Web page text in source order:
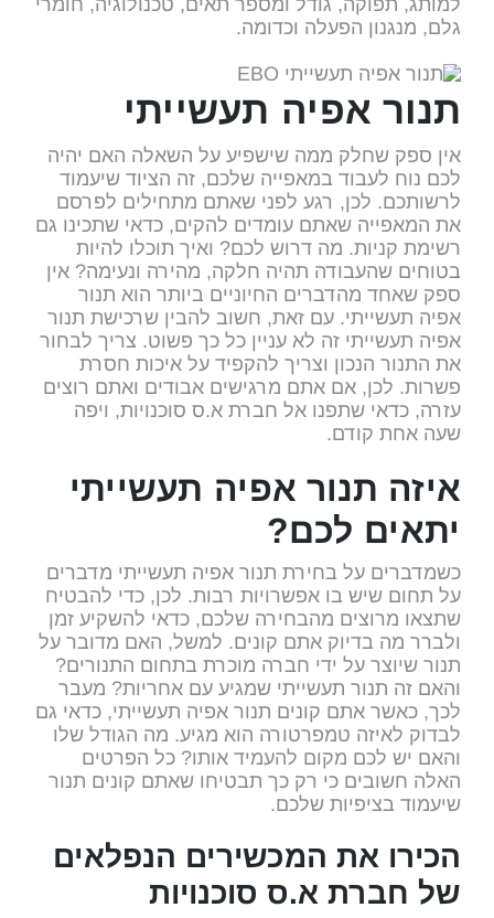
למותג, תפוקה, גודל ומספר תאים, טכנולוגיה, חומרי
גלם, מנגנון הפעלה וכדומה.
תנור אפיה תעשייתי
אין ספק שחלק ממה שישפיע על השאלה האם יהיה
לכם נוח לעבוד במאפייה שלכם, זה הציוד שיעמוד
לרשותכם. לכן, רגע לפני שאתם מתחילים לפרסם
את המאפייה שאתם עומדים להקים, כדאי שתכינו גם
רשימת קניות. מה דרוש לכם? ואיך תוכלו להיות
בטוחים שהעבודה תהיה חלקה, מהירה ונעימה? אין
ספק שאחד מהדברים החיוניים ביותר הוא תנור
אפיה תעשייתי. עם זאת, חשוב להבין שרכישת תנור
אפיה תעשייתי זה לא עניין כל כך פשוט. צריך לבחור
את התנור הנכון וצריך להקפיד על איכות חסרת
פשרות. לכן, אם אתם מרגישים אבודים ואתם רוצים
עזרה, כדאי שתפנו אל חברת א.ס סוכנויות, ויפה
שעה אחת קודם.
איזה תנור אפיה תעשייתי
יתאים לכם?
כשמדברים על בחירת תנור אפיה תעשייתי מדברים
על תחום שיש בו אפשרויות רבות. לכן, כדי להבטיח
שתצאו מרוצים מהבחירה שלכם, כדאי להשקיע זמן
ולברר מה בדיוק אתם קונים. למשל, האם מדובר על
תנור שיוצר על ידי חברה מוכרת בתחום התנורים?
והאם זה תנור תעשייתי שמגיע עם אחריות? מעבר
לכך, כאשר אתם קונים תנור אפיה תעשייתי, כדאי גם
לבדוק לאיזה טמפרטורה הוא מגיע. מה הגודל שלו
והאם יש לכם מקום להעמיד אותו? כל הפרטים
האלה חשובים כי רק כך תבטיחו שאתם קונים תנור
שיעמוד בציפיות שלכם.
הכירו את המכשירים הנפלאים
של חברת א.ס סוכנויות